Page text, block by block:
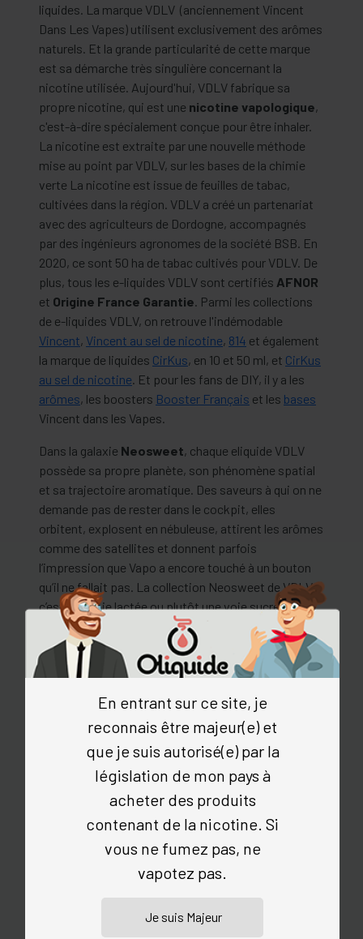
liquides. La marque VDLV (anciennement Vincent
Dans Les Vapes) utilisent exclusivement des arômes
naturels. Et la grande particularité de cette marque
est sa démarche très singulière concernant la
nicotine utilisée. Aujourd'hui, VDLV fabrique sa
propre nicotine, qui est une nicotine vapologique,
c'est-à-dire spécialement conçue pour être inhaler.
La nicotine est extraite par une nouvelle méthode
mise au point par VDLV, sur les bases de la chimie
verte La nicotine est issue de feuilles de tabac,
cultivées dans la région. VDLV a créé un partenariat
avec des agriculteurs de Dordogne, accompagnés
par des ingénieurs agronomes de la société BSB. En
2020, ce sont 50 ha de tabac cultivés pour VDLV. De
plus, tous les e-liquides VDLV sont certifiés AFNOR
et Origine France Garantie. Parmi les collections
de e-liquides VDLV, on retrouve l'indémodable
Vincent, Vincent au sel de nicotine, 814 et également
la marque de liquides CirKus, en 10 et 50 ml, et CirKus
au sel de nicotine. Et pour les fans de DIY, il y a les
arômes, les boosters Booster Français et les bases
Vincent dans les Vapes.
Dans la galaxie Neosweet, chaque eliquide VDLV
possède sa propre planète, son phénomène spatial
et sa trajectoire aromatique. Des saveurs à qui on ne
demande pas de rester dans le cockpit, elles
orbitent, explosent en nébuleuse, attirent les arômes
comme des satellites et donnent parfois
l’impression que Vapo a encore touché à un bouton
qu’il ne fallait pas. La collection Neosweet de VDLV,
c’est une voie lactée ou plutôt une voie sucrée d’e-
liquides en grand format de 100 ml prêts à booster.
Bien qu’ils viennent tous d’univers différents, ils sont
tous Origine France Garantie. Tous équipés d’un taux
rapides que la lumière pour vous délivrer vapeur et
saveur. Les arômes utilisés sont soient naturels,
soit de synthèse, selon les e-liquides. Pas besoin de
sortir la plus grosse fusée de votre collection, la
gamme Neosweet convient à de nombreuses
cigarettes électroniques, même celles qui ne sont
pas supersoniques. Les Neosweet 100 ml ne
contiennent pas de nicotine. Ce sont des PAB : Prêt
à Booster. La grande particularité de la galaxie
Neosweet, c’est saformulation sans sucralose
pouvoir sucrant élevé
En entrant sur ce site, je
reconnais être majeur(e) et
que je suis autorisé(e) par la
législation de mon pays à
acheter des produits
contenant de la nicotine. Si
vous ne fumez pas, ne
vapotez pas.